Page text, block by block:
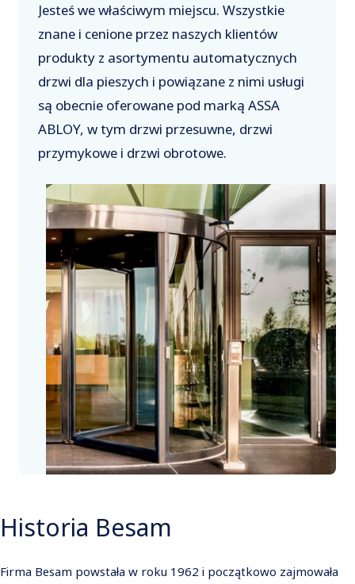
Jesteś we właściwym miejscu. Wszystkie
znane i cenione przez naszych klientów
produkty z asortymentu automatycznych
drzwi dla pieszych i powiązane z nimi usługi
są obecnie oferowane pod marką ASSA
ABLOY, w tym drzwi przesuwne, drzwi
przymykowe i drzwi obrotowe.
Historia Besam
Firma Besam powstała w roku 1962 i początkowo zajmowała